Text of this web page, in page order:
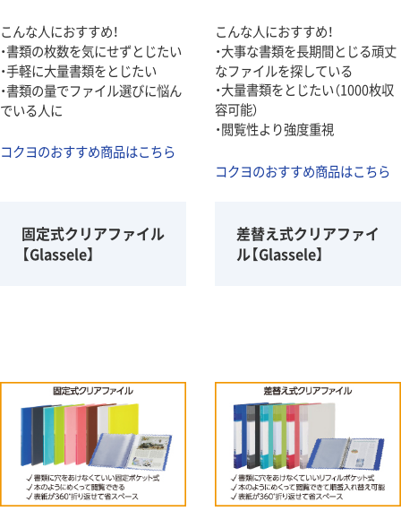
こんな人におすすめ！
・書類の枚数を気にせずとじたい
・手軽に大量書類をとじたい
・書類の量でファイル選びに悩ん
でいる人に
コクヨのおすすめ商品はこちら
こんな人におすすめ！
・大事な書類を長期間とじる頑丈
なファイルを探している
・大量書類をとじたい（1000枚収
容可能）
・閲覧性より強度重視
コクヨのおすすめ商品はこちら
固定式クリアファイル
【Glassele】
差替え式クリアファイ
ル【Glassele】